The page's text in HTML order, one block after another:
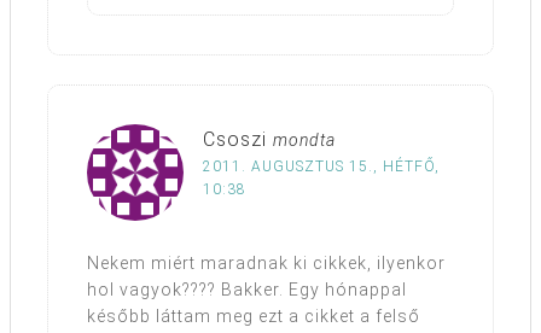
Csoszi mondta
2011. AUGUSZTUS 15., HÉTFŐ,
10:38
Nekem miért maradnak ki cikkek, ilyenkor
hol vagyok???? Bakker. Egy hónappal
később láttam meg ezt a cikket a felső